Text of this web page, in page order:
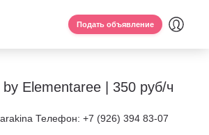
Подать объявление
Elementaree | 350 руб/ч
Телефон: +7 (926) 394 83-07